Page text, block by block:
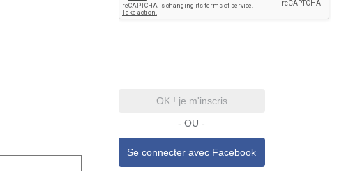
OK ! je m'inscris
- OU -
Se connecter avec Facebook